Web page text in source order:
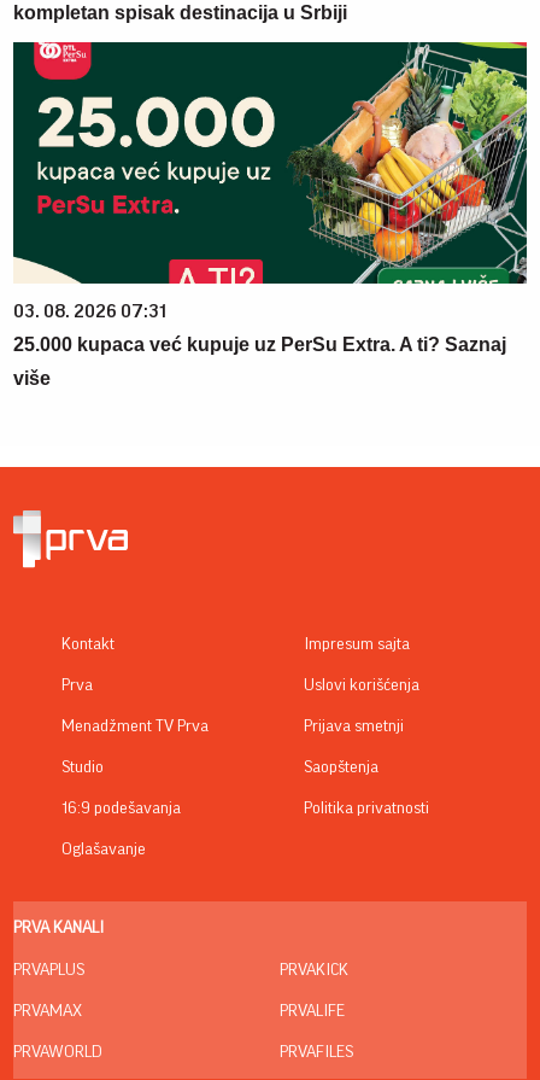
kompletan spisak destinacija u Srbiji
03. 08. 2026 07:31
25.000 kupaca već kupuje uz PerSu Extra. A ti? Saznaj
više
Kontakt
Prva
Menadžment TV Prva
Studio
16:9 podešavanja
Oglašavanje
Impresum sajta
Uslovi korišćenja
Prijava smetnji
Saopštenja
Politika privatnosti
PRVA KANALI
PRVAPLUS
PRVAMAX
PRVAWORLD
PRVAKICK
PRVALIFE
PRVAFILES